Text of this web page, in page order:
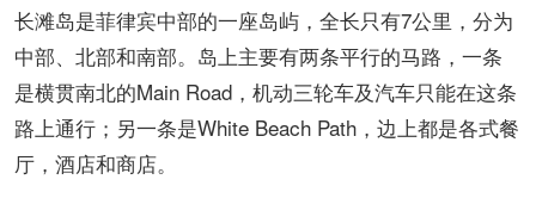
长滩岛是菲律宾中部的一座岛屿，全长只有7公里，分为
中部、北部和南部。岛上主要有两条平行的马路，一条
是横贯南北的Main Road，机动三轮车及汽车只能在这条
路上通行；另一条是White Beach Path，边上都是各式餐
厅，酒店和商店。